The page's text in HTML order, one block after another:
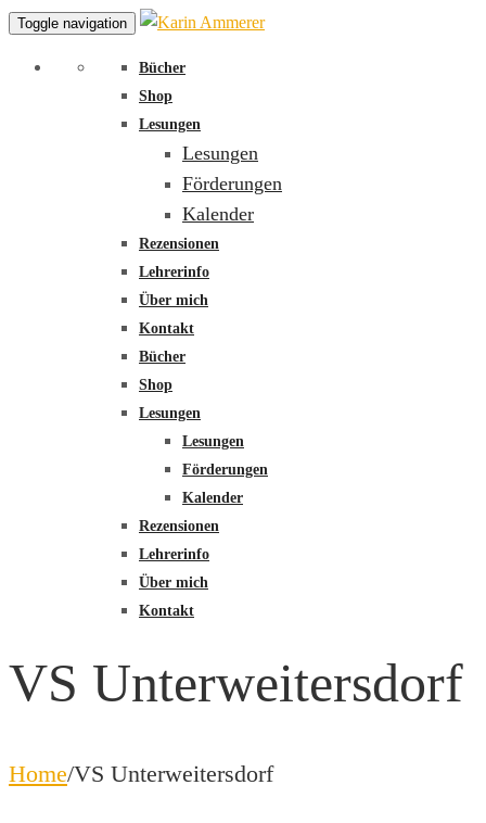
Toggle navigation
Bücher
Shop
Lesungen
Lesungen
Förderungen
Kalender
Rezensionen
Lehrerinfo
Über mich
Kontakt
Bücher
Shop
Lesungen
Lesungen
Förderungen
Kalender
Rezensionen
Lehrerinfo
Über mich
Kontakt
VS Unterweitersdorf
Home/VS Unterweitersdorf